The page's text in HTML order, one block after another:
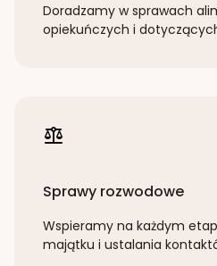
Doradzamy w sprawach
opiekuńczych i
Sprawy rozwodowe
Wspieramy na każdym
majątku i ustalania